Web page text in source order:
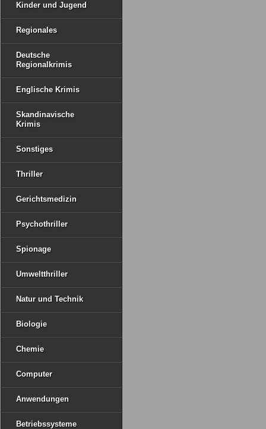
Kinder und Jugend
Regionales
Deutsche
Regionalkrimis
Englische Krimis
Skandinavische
Krimis
Sonstiges
Thriller
Gerichtsmedizin
Psychothriller
Spionage
Umweltthriller
Natur und Technik
Biologie
Chemie
Computer
Anwendungen
Betriebssysteme